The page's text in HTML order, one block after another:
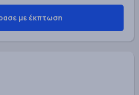
με έκπτωση